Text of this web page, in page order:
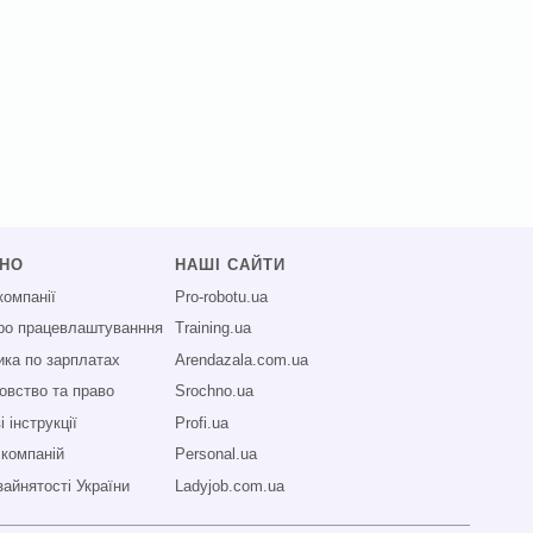
працевлаштуванння
по зарплатах
та право
інструкції
України
НАШІ САЙТИ
Pro-robotu.ua
Training.ua
Arendazala.com.ua
Srochno.ua
Profi.ua
Personal.ua
Ladyjob.com.ua